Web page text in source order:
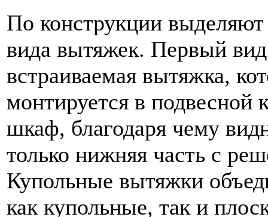
По конструкции
вида вытяжек. Первый
встраиваемая вытяжка,
монтируется в подвесной
шкаф, благодаря чему
только нижняя часть с
Купольные вытяжки
как купольные, так и